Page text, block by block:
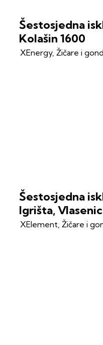
Šestosjedna
Kolašin 1600
XEnergy, Žičare i
Šestosjedna
Igrišta,
XElement, Žičare i